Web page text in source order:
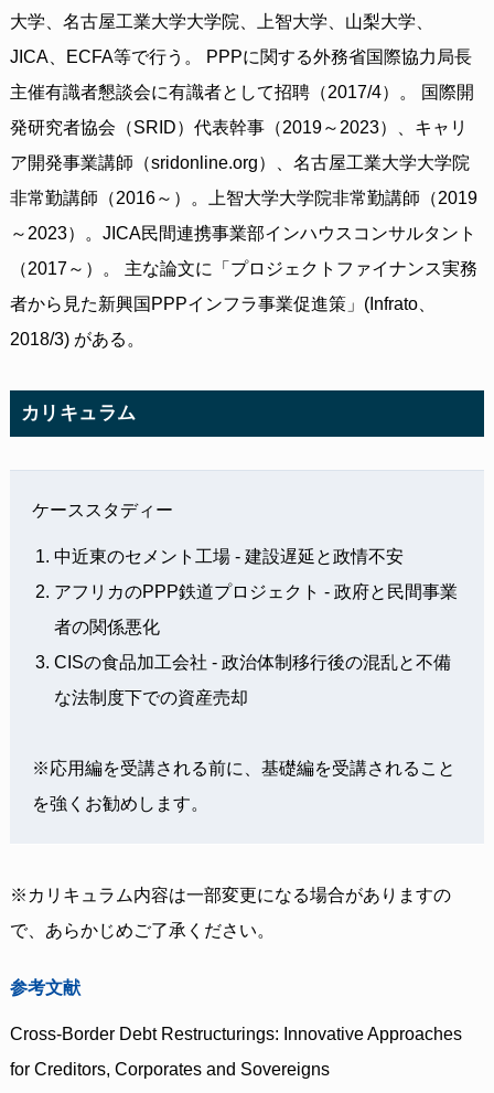
大学、名古屋工業大学大学院、上智大学、山梨大学、
JICA、ECFA等で行う。 PPPに関する外務省国際協力局長
主催有識者懇談会に有識者として招聘（2017/4）。 国際開
発研究者協会（SRID）代表幹事（2019～2023）、キャリ
ア開発事業講師（sridonline.org）、名古屋工業大学大学院
非常勤講師（2016～）。上智大学大学院非常勤講師（2019
～2023）。JICA民間連携事業部インハウスコンサルタント
（2017～）。 主な論文に「プロジェクトファイナンス実務
者から見た新興国PPPインフラ事業促進策」(Infrato、
2018/3) がある。
カリキュラム
ケーススタディー
中近東のセメント工場 - 建設遅延と政情不安
アフリカのPPP鉄道プロジェクト - 政府と民間事業
者の関係悪化
CISの食品加工会社 - 政治体制移行後の混乱と不備
な法制度下での資産売却
※応用編を受講される前に、基礎編を受講されること
を強くお勧めします。
※カリキュラム内容は一部変更になる場合がありますの
で、あらかじめご了承ください。
参考文献
Cross-Border Debt Restructurings: Innovative Approaches
for Creditors, Corporates and Sovereigns